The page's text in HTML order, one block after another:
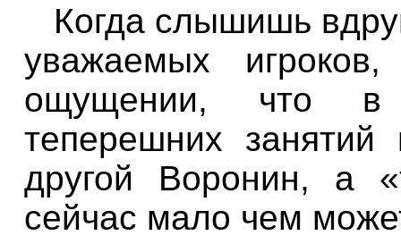
Когда слышишь
уважаемых
ощущении, что
теперешних занятий
другой Воронин, а
сейчас мало чем